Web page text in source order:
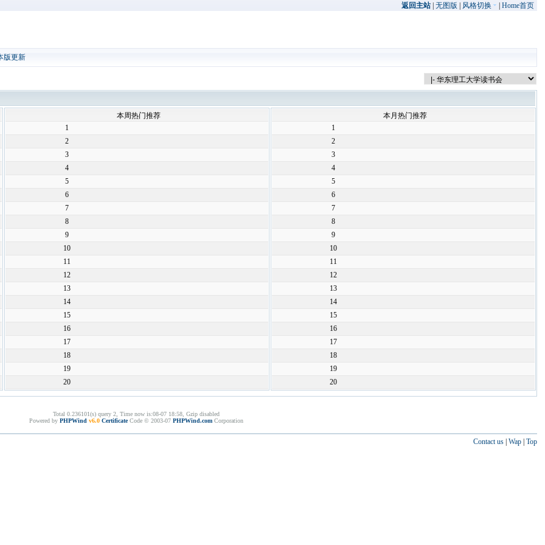
返回主站| 无图版 风格切换 Home首页
版更新
本周热门推荐
1
2
3
4
5
6
7
8
9
10
11
12
13
14
15
16
17
18
19
20
本月热门推荐
1
2
3
4
5
6
7
8
9
10
11
12
13
14
15
16
17
18
19
20
Total 0.236101(s) query 2, Time now is:08-07 18:58, Gzip disabled
Powered by PHPWind v6.0 CertificateCode © 2003-07 PHPWind.com Corporation
Contact us| Wap| Top